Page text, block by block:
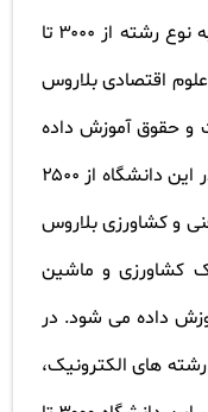
شهریه تحصیل در این دانشگاه، بسته به نوع رشته از ۳۰۰۰ تا
علوم اقتصادی بلاروس
و حقوق آموزش داده
می شود و شهریه پرداختی دانشجویان در این دانشگاه از ۲۵۰۰
فنی و کشاورزی بلاروس
کشاورزی و ماشین
داده می شود. در
های الکترونیک،